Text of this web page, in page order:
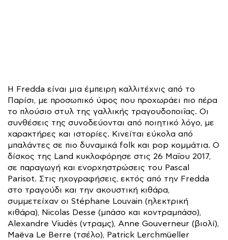
Η Fredda είναι μια έμπειρη καλλιτέχνις από το
Παρίσι, με προσωπικό ύφος που προχωράει πιο πέρα
το πλούσιο στυλ της γαλλικής τραγουδοποιΐας. Οι
συνθέσεις της συνοδεύονται από ποιητικό λόγο, με
χαρακτήρες και ιστορίες. Κινείται εύκολα από
μπαλάντες σε πιο δυναμικά folk και pop κομμάτια. Ο
δίσκος της Land κυκλοφόρησε στις 26 Μαΐου 2017,
σε παραγωγή και ενορχηστρώσεις του Pascal
Parisot. Στις ηχογραφήσεις, εκτός από την Fredda
στο τραγούδι και την ακουστική κιθάρα,
συμμετείχαν οι Stéphane Louvain (ηλεκτρική
κιθάρα), Nicolas Desse (μπάσο και κοντραμπάσο),
Alexandre Viudès (ντραμς), Anne Gouverneur (βιολί),
Maëva Le Berre (τσέλο), Patrick Lerchmüeller